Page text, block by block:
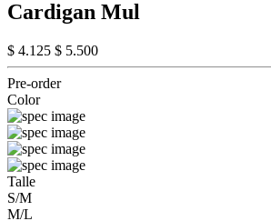
Cardigan Mul
$ 4.125 $ 5.500
Pre-order
Color
Talle
S/M
M/L